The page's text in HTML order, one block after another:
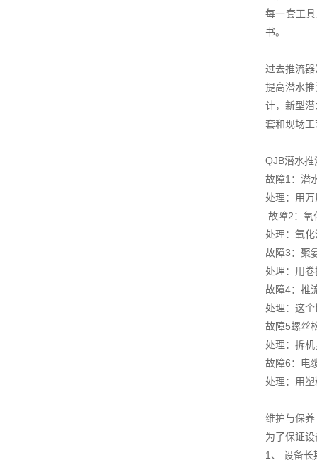
每一套工
书。
过去推流
提高潜水
计，新型
套和现场
QJB潜水
故障1：潜
处理：用
故障2：氧
处理：氧
故障3：聚
处理：用
故障4：推
处理：这
故障5螺丝
处理：拆
故障6：电
处理：用
维护与保养
为了保证
1、 设备长